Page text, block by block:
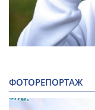
ФОТОРЕПОРТАЖ